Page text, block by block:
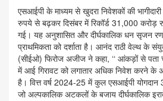
एसआईपी के माध्यम से खुदरा निवेशकों की
रुपये से बढ़कर दिसंबर में रिकॉर्ड 31,000
गई। यह अनुशासित और दीर्घकालिक धन सृजन
प्राथमिकता को दर्शाता है। आनंद राठी वेल्थ के
(सीईओ) फिरोज अजीज ने कहा, ‘‘ आंकड़ों से पता
में आई गिरावट को लगातार अधिक निवेश करने के
है। वित्त वर्ष 2024-25 में कुल एसआईपी
जो अल्पकालिक अटकलों के बजाय दीर्घकालिक इरादे